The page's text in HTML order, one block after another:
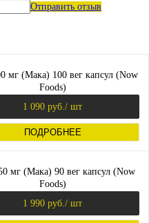
Отправить отзыв
мг (Мака) 100 вег капсул (Now
Foods)
1 090 руб. / шт
ПОДРОБНЕЕ
мг (Мака) 90 вег капсул (Now
Foods)
1 990 руб. / шт